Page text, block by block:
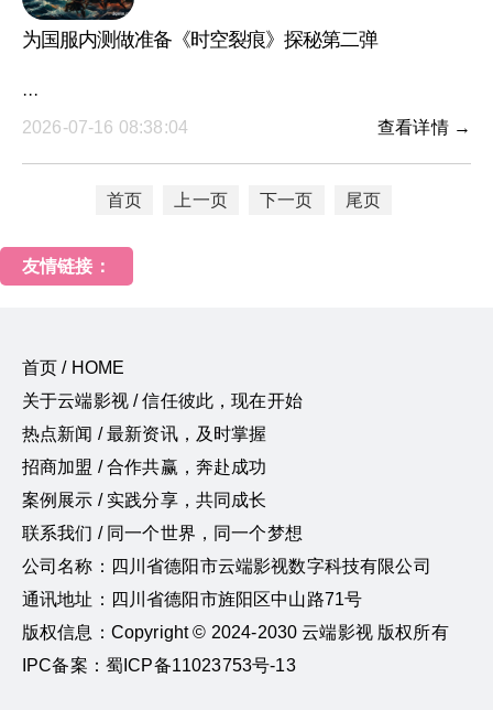
为国服内测做准备《时空裂痕》探秘第二弹
···
2026-07-16 08:38:04
查看详情 →
首页 上一页 下一页 尾页
友情链接：
首页 / HOME
关于云端影视 / 信任彼此，现在开始
热点新闻 / 最新资讯，及时掌握
招商加盟 / 合作共赢，奔赴成功
案例展示 / 实践分享，共同成长
联系我们 / 同一个世界，同一个梦想
公司名称：四川省德阳市云端影视数字科技有限公司
通讯地址：四川省德阳市旌阳区中山路71号
版权信息：Copyright © 2024-2030 云端影视 版权所有
IPC备案：蜀ICP备11023753号-13